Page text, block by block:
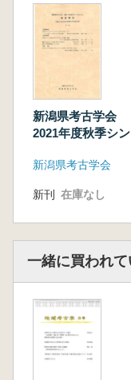
新潟県考古学会
2021年度秋季シ
跡から読み取る新
新潟県考古学会
新刊 在庫なし
一緒に買われ